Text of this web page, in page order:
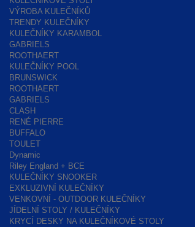
VÝROBA KULEČNÍKŮ
TRENDY KULEČNÍKY
KULEČNÍKY KARAMBOL
GABRIELS
ROOTHAERT
KULEČNÍKY POOL
BRUNSWICK
ROOTHAERT
GABRIELS
CLASH
RENÉ PIERRE
BUFFALO
TOULET
Dynamic
Riley England + BCE
KULEČNÍKY SNOOKER
EXKLUZIVNÍ KULEČNÍKY
VENKOVNÍ - OUTDOOR KULEČNÍKY
JÍDELNÍ STOLY / KULEČNÍKY
KRYCÍ DESKY NA KULEČNÍKOVÉ STOLY